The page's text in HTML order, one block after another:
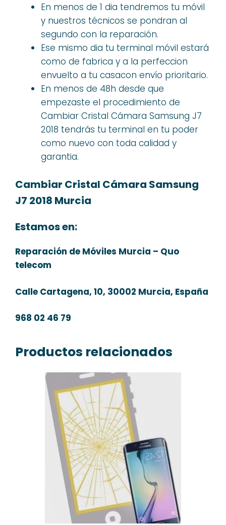
En menos de 1 dia tendremos tu móvil
y nuestros técnicos se pondran al
segundo con la reparación.
Ese mismo dia tu terminal móvil estará
como de fabrica y a la perfeccion
envuelto a tu casacon envío prioritario.
En menos de 48h desde que
empezaste el procedimiento de
Cambiar Cristal Cámara Samsung J7
2018 tendrás tu terminal en tu poder
como nuevo con toda calidad y
garantia.
Cambiar Cristal Cámara Samsung
J7 2018 Murcia
Estamos en:
Reparación de Móviles Murcia – Quo
telecom
Calle Cartagena, 10, 30002 Murcia, España
968 02 46 79
Productos relacionados